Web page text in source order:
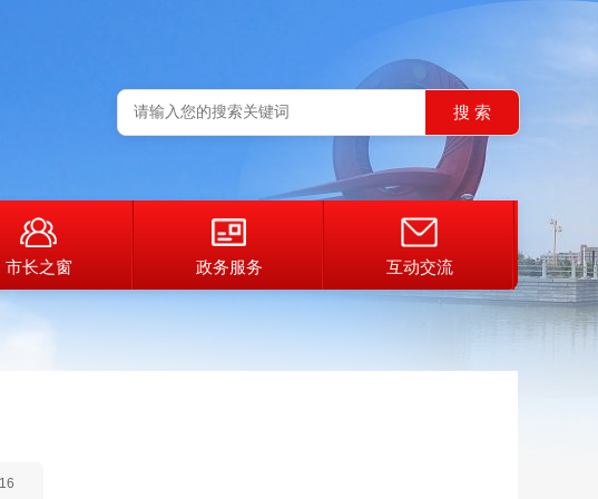
市长之窗 政务服务 互动交流